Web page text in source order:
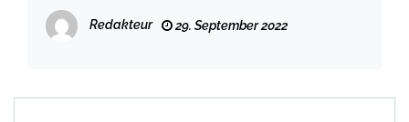
Redakteur 29. September 2022